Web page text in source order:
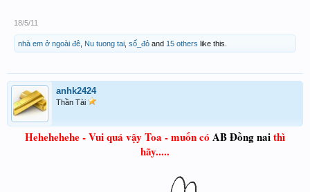
18/5/11
nhà em ở ngoài đê Nu tuong tai số_đỏ and 15 others like this.
anhk2424
Thần Tài
Hehehehehe - Vui quá vậy Toa - muốn có AB Đồng naithì
hãy.....